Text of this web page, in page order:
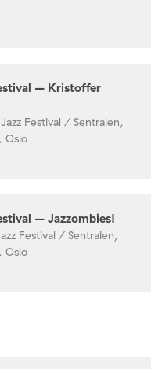
– Kristoffer
Festival / Sentralen,
Oslo
– Jazzombies!
Festival / Sentralen,
Oslo